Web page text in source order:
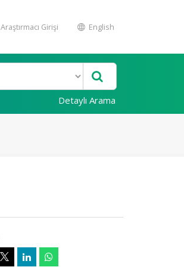
Araştırmacı Girişi English
Detaylı Arama